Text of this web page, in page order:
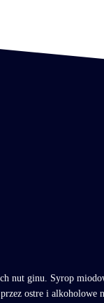
nut ginu. Syrop
ostre i